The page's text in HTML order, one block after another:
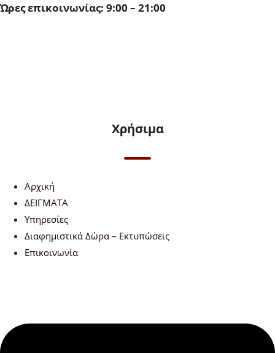
Ώρες επικοινωνίας: 9:00 – 21:00
Χρήσιμα
Αρχική
ΔΕΙΓΜΑΤΑ
Υπηρεσίες
Διαφημιστικά Δώρα – Εκτυπώσεις
Επικοινωνία